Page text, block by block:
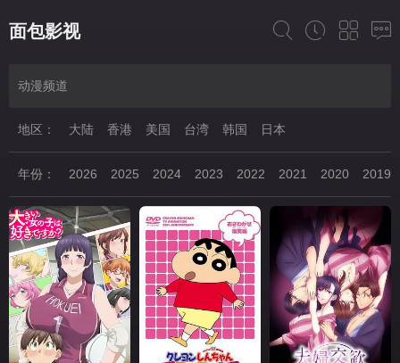
面包影视
动漫频道
地区： 大陆 香港 美国 台湾 韩国 日本
年份： 2026 2025 2024 2023 2022 2021 2020 2019